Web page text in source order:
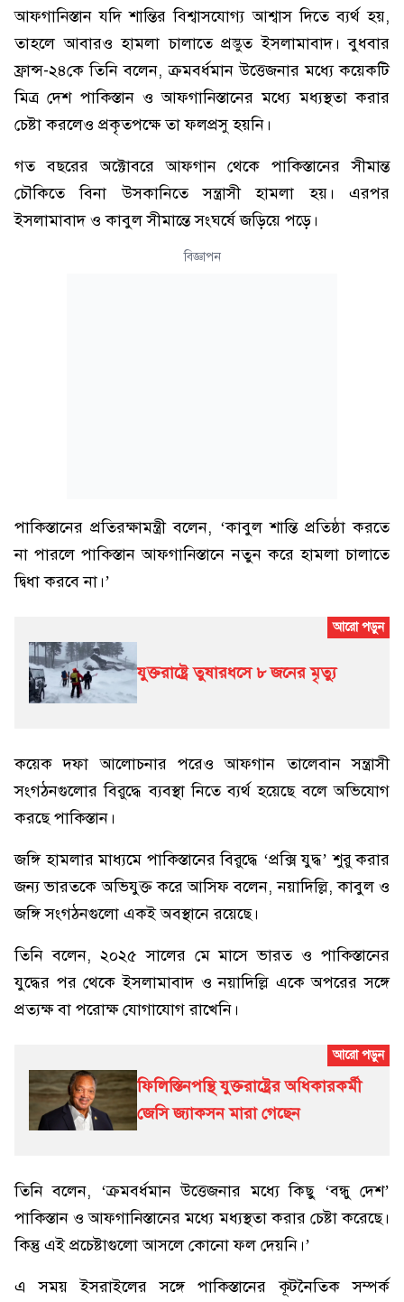
আফগানিস্তান যদি শান্তির বিশ্বাসযোগ্য আশ্বাস দিতে ব্যর্থ হয়,
তাহলে আবারও হামলা চালাতে প্রস্তুত ইসলামাবাদ। বুধবার
ফ্রান্স-২৪কে তিনি বলেন, ক্রমবর্ধমান উত্তেজনার মধ্যে কয়েকটি
মিত্র দেশ পাকিস্তান ও আফগানিস্তানের মধ্যে মধ্যস্থতা করার
চেষ্টা করলেও প্রকৃতপক্ষে তা ফলপ্রসু হয়নি।
গত বছরের অক্টোবরে আফগান থেকে পাকিস্তানের সীমান্ত
চৌকিতে বিনা উসকানিতে সন্ত্রাসী হামলা হয়। এরপর
ইসলামাবাদ ও কাবুল সীমান্তে সংঘর্ষে জড়িয়ে পড়ে।
বিজ্ঞাপন
পাকিস্তানের প্রতিরক্ষামন্ত্রী বলেন, ‘কাবুল শান্তি প্রতিষ্ঠা করতে
না পারলে পাকিস্তান আফগানিস্তানে নতুন করে হামলা চালাতে
দ্বিধা করবে না।’
যুক্তরাষ্ট্রে তুষারধসে ৮ জনের মৃত্যু
কয়েক দফা আলোচনার পরেও আফগান তালেবান সন্ত্রাসী
সংগঠনগুলোর বিরুদ্ধে ব্যবস্থা নিতে ব্যর্থ হয়েছে বলে অভিযোগ
করছে পাকিস্তান।
জঙ্গি হামলার মাধ্যমে পাকিস্তানের বিরুদ্ধে ‘প্রক্সি যুদ্ধ’ শুরু করার
জন্য ভারতকে অভিযুক্ত করে আসিফ বলেন, নয়াদিল্লি, কাবুল ও
জঙ্গি সংগঠনগুলো একই অবস্থানে রয়েছে।
তিনি বলেন, ২০২৫ সালের মে মাসে ভারত ও পাকিস্তানের
যুদ্ধের পর থেকে ইসলামাবাদ ও নয়াদিল্লি একে অপরের সঙ্গে
প্রত্যক্ষ বা পরোক্ষ যোগাযোগ রাখেনি।
ফিলিস্তিনপন্থি যুক্তরাষ্ট্রের অধিকারকর্মী
জেসি জ্যাকসন মারা গেছেন
তিনি বলেন, ‘ক্রমবর্ধমান উত্তেজনার মধ্যে কিছু ‘বন্ধু দেশ’
পাকিস্তান ও আফগানিস্তানের মধ্যে মধ্যস্থতা করার চেষ্টা করেছে।
কিন্তু এই প্রচেষ্টাগুলো আসলে কোনো ফল দেয়নি।’
এ সময় ইসরাইলের সঙ্গে পাকিস্তানের কূটনৈতিক সম্পর্ক